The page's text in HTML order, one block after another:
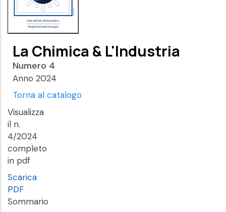
La Chimica & L'Industria
Numero 4
Anno 2024
Torna al catalogo
Visualizza
il n.
4/2024
completo
in pdf
Scarica
PDF
Sommario